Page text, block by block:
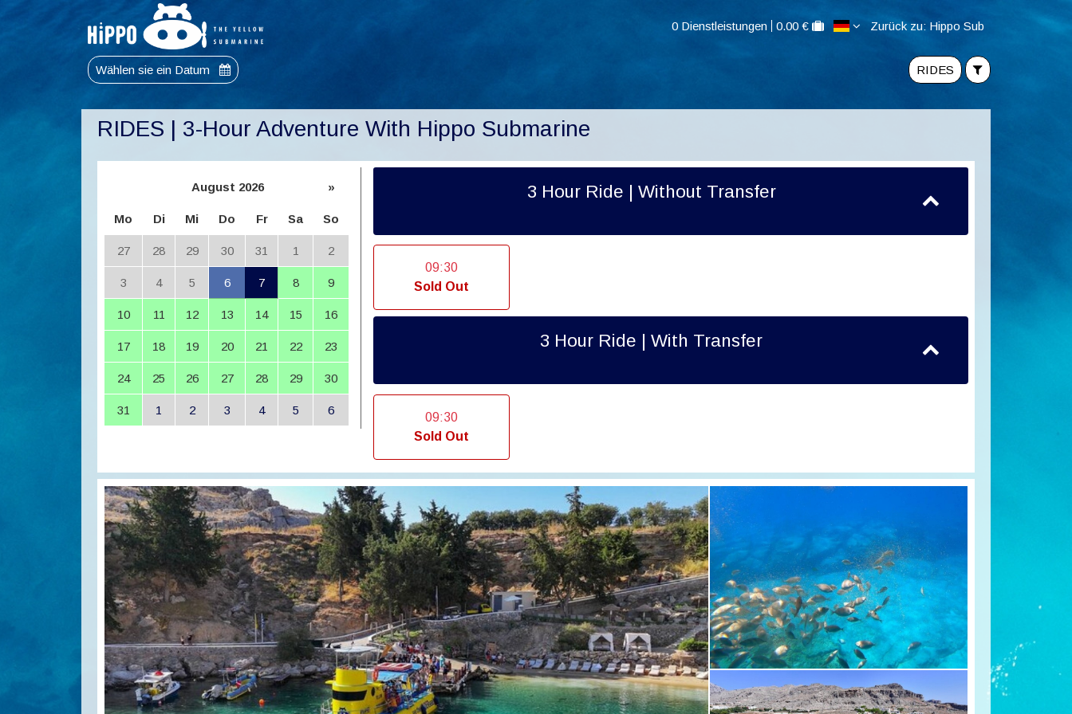
0 Dienstleistungen 0.00 € Zurück zu: Hippo Sub
Wählen sie ein Datum RIDES
RIDES | 3-Hour Adventure With Hippo Submarine
August 2026 »
Mo Di Mi Do Fr Sa So
27 28 29 30 31 1 2
3 4 5 6 7 8 9
10 11 12 13 14 15 16
17 18 19 20 21 22 23
24 25 26 27 28 29 30
31 1 2 3 4 5 6
3 Hour Ride | Without Transfer
09:30
Sold Out
3 Hour Ride | With Transfer
09:30
Sold Out